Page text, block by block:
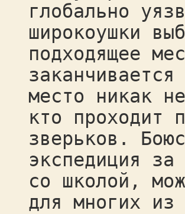
глобально
широкоушки
подходящее
место никак
кто проходит
зверьков.
экспедиция
со школой,
для многих